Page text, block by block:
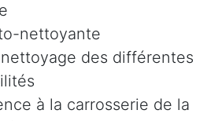
nettoyante
des différentes
à la carrosserie de la